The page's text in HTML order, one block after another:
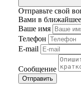
Отправьте свой
Вами в
Ваше имя
Телефон
E-mail
Сообщение